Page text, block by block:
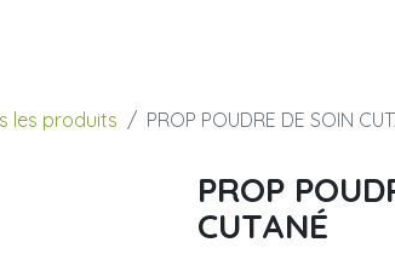
les produits PROP POUDRE DE SOIN
PROP
CUTANÉ